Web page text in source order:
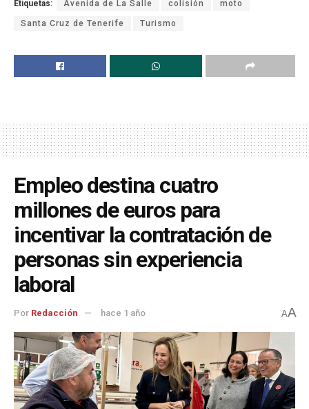
Etiquetas: Avenida de La Salle colisión moto
Santa Cruz de Tenerife Turismo
Empleo destina cuatro
millones de euros para
incentivar la contratación de
personas sin experiencia
laboral
Por Redacción hace 1 año AA